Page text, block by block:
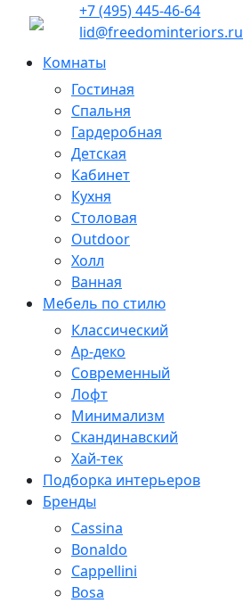
+7 (495) 445-46-64
lid@freedominteriors.ru
Комнаты
Гостиная
Спальня
Гардеробная
Детская
Кабинет
Кухня
Столовая
Outdoor
Холл
Ванная
Мебель по стилю
Классический
Ар-деко
Современный
Лофт
Минимализм
Скандинавский
Хай-тек
Подборка интерьеров
Бренды
Cassina
Bonaldo
Cappellini
Bosa